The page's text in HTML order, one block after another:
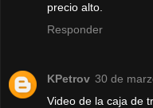
precio alto.
Responder
KPetrov 30 de
Video de la caja de